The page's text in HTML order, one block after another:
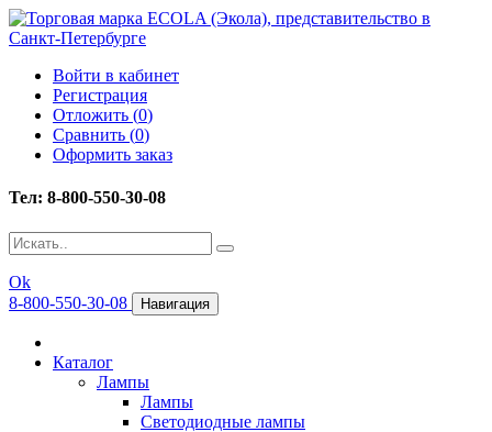
Войти в кабинет
Регистрация
Отложить (0)
Сравнить (0)
Оформить заказ
Тел: 8-800-550-30-08
Ok
8-800-550-30-08
Навигация
Каталог
Лампы
Лампы
Светодиодные лампы